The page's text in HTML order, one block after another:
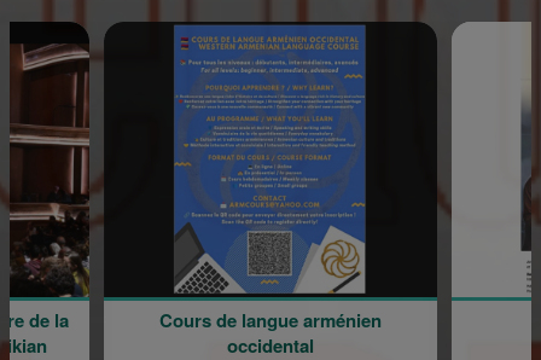
de langue arménien
occidental
Méditation musicale